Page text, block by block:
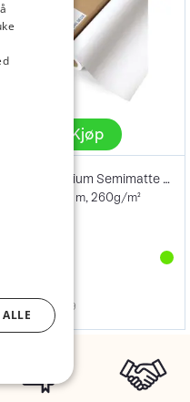
Kjøp
Epson Premium Semimatte Photo Paper 44"
112cm x 30,5 m, 260g/m²
104449